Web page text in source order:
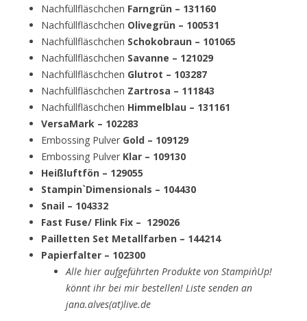
Nachfüllfläschchen Farngrün – 131160
Nachfüllfläschchen Olivegrün – 100531
Nachfüllfläschchen Schokobraun – 101065
Nachfüllfläschchen Savanne – 121029
Nachfüllfläschchen Glutrot – 103287
Nachfüllfläschchen Zartrosa – 111843
Nachfüllfläschchen Himmelblau – 131161
VersaMark – 102283
Embossing Pulver Gold – 109129
Embossing Pulver Klar – 109130
Heißluftfön – 129055
Stampin`Dimensionals – 104430
Snail – 104332
Fast Fuse/ Flink Fix – 129026
Pailletten Set Metallfarben – 144214
Papierfalter – 102300
Alle hier aufgeführten Produkte von Stampin`Up!
könnt ihr bei mir bestellen! Liste senden an
jana.alves(at)live.de